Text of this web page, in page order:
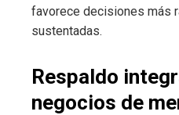
favorece decisiones más
sustentadas.
Respaldo
negocios de